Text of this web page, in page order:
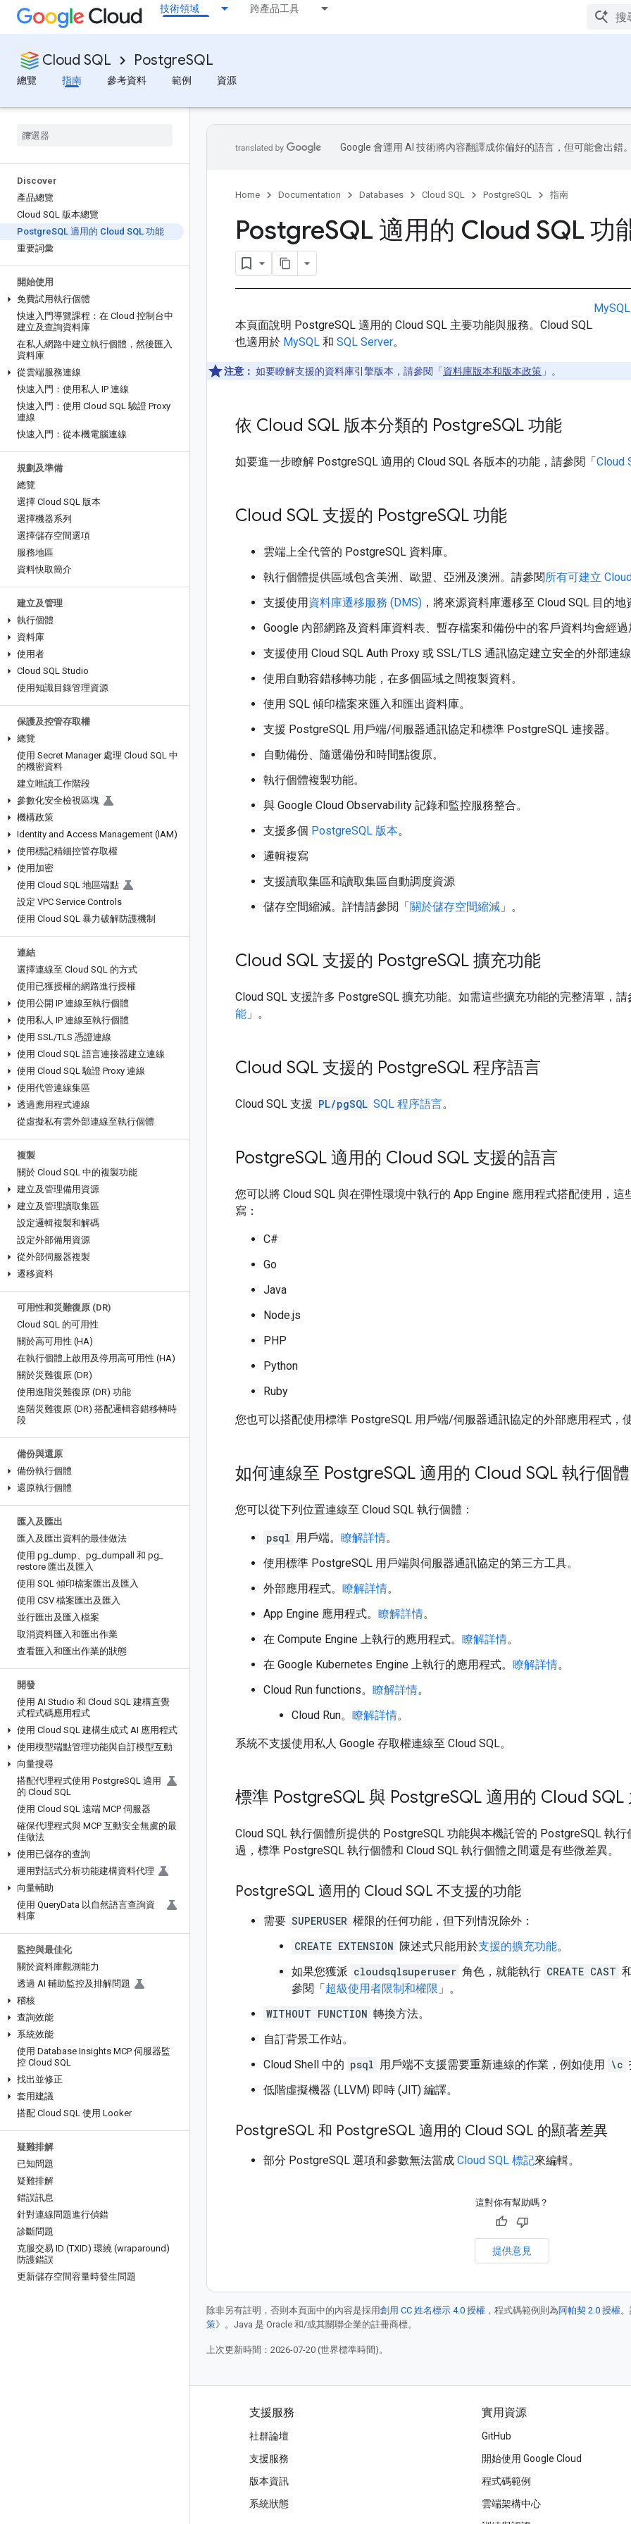
技術領域 跨產品工具
Cloud SQL PostgreSQL
總覽 指南 參考資料 範例 資源
Discover
產品總覽
Cloud SQL 版本總覽
PostgreSQL 適用的 Cloud SQL 功能
重要詞彙
開始使用
免費試用執行個體
快速入門導覽課程：在 Cloud 控制台中
建立及查詢資料庫
在私人網路中建立執行個體，然後匯入
資料庫
從雲端服務連線
快速入門：使用私人 IP 連線
快速入門：使用 Cloud SQL 驗證 Proxy
連線
快速入門：從本機電腦連線
規劃及準備
總覽
選擇 Cloud SQL 版本
選擇機器系列
選擇儲存空間選項
服務地區
資料快取簡介
建立及管理
執行個體
資料庫
使用者
Cloud SQL Studio
使用知識目錄管理資源
保護及控管存取權
總覽
使用 Secret Manager 處理 Cloud SQL 中
的機密資料
建立唯讀工作階段
參數化安全檢視區塊
機構政策
Identity and Access Management (IAM)
使用標記精細控管存取權
使用加密
使用 Cloud SQL 地區端點
設定 VPC Service Controls
使用 Cloud SQL 暴力破解防護機制
連結
選擇連線至 Cloud SQL 的方式
使用已獲授權的網路進行授權
使用公開 IP 連線至執行個體
使用私人 IP 連線至執行個體
使用 SSL/TLS 憑證連線
使用 Cloud SQL 語言連接器建立連線
使用 Cloud SQL 驗證 Proxy 連線
使用代管連線集區
透過應用程式連線
從虛擬私有雲外部連線至執行個體
複製
關於 Cloud SQL 中的複製功能
建立及管理備用資源
建立及管理讀取集區
設定邏輯複製和解碼
設定外部備用資源
從外部伺服器複製
遷移資料
可用性和災難復原 (DR)
Cloud SQL 的可用性
關於高可用性 (HA)
在執行個體上啟用及停用高可用性 (HA)
關於災難復原 (DR)
使用進階災難復原 (DR) 功能
進階災難復原 (DR) 搭配邏輯容錯移轉時
段
備份與還原
備份執行個體
還原執行個體
匯入及匯出
匯入及匯出資料的最佳做法
使用 pg dump、pg dumpall 和 pg
restore 匯出及匯入
使用 SQL 傾印檔案匯出及匯入
使用 CSV 檔案匯出及匯入
並行匯出及匯入檔案
取消資料匯入和匯出作業
查看匯入和匯出作業的狀態
開發
使用 AI Studio 和 Cloud SQL 建構直覺
式程式碼應用程式
使用 Cloud SQL 建構生成式 AI 應用程式
使用模型端點管理功能與自訂模型互動
向量搜尋
搭配代理程式使用 PostgreSQL 適用
的 Cloud SQL
使用 Cloud SQL 遠端 MCP 伺服器
確保代理程式與 MCP 互動安全無虞的最
佳做法
使用已儲存的查詢
運用對話式分析功能建構資料代理
向量輔助
使用 QueryData 以自然語言查詢資
料庫
監控與最佳化
關於資料庫觀測能力
透過 AI 輔助監控及排解問題
稽核
查詢效能
系統效能
使用 Database Insights MCP 伺服器監
控 Cloud SQL
找出並修正
套用建議
搭配 Cloud SQL 使用 Looker
疑難排解
已知問題
疑難排解
錯誤訊息
針對連線問題進行偵錯
診斷問題
克服交易 ID (TXID) 環繞 (wraparound)
防護錯誤
更新儲存空間容量時發生問題
Google 會運用 AI 技術將內容翻譯成你偏好的語言，但可能會出錯
Home Documentation Databases Cloud SQL PostgreSQL 指南
PostgreSQL 適用的 Cloud SQL 功
MySQL
本頁面說明 PostgreSQL 適用的 Cloud SQL 主要功能與服務。Cloud SQL
也適用於 MySQL 和 SQL Server。
注意： 如要瞭解支援的資料庫引擎版本，請參閱「 資料庫版本和版本政策 」。
依 Cloud SQL 版本分類的 PostgreSQL 功能
如要進一步瞭解 PostgreSQL 適用的 Cloud SQL 各版本的功能，請參閱「Cloud
Cloud SQL 支援的 PostgreSQL 功能
雲端上全代管的 PostgreSQL 資料庫。
執行個體提供區域包含美洲、歐盟、亞洲及澳洲。請參閱所有可建立
支援使用資料庫遷移服務 (DMS) ，將來源資料庫遷移至 Cloud SQL 目的地
Google 內部網路及資料庫資料表、暫存檔案和備份中的客戶資料均會經
支援使用 Cloud SQL Auth Proxy 或 SSL/TLS 通訊協定建立安全的外部連
使用自動容錯移轉功能，在多個區域之間複製資料。
使用 SQL 傾印檔案來匯入和匯出資料庫。
支援 PostgreSQL 用戶端/伺服器通訊協定和標準 PostgreSQL 連接器。
自動備份、隨選備份和時間點復原。
執行個體複製功能。
與 Google Cloud Observability 記錄和監控服務整合。
支援多個 PostgreSQL 版本。
邏輯複寫
支援讀取集區和讀取集區自動調度資源
儲存空間縮減。詳情請參閱「關於儲存空間縮減 」。
Cloud SQL 支援的 PostgreSQL 擴充功能
Cloud SQL 支援許多 PostgreSQL 擴充功能。如需這些擴充功能的完整清單，請
能 」。
Cloud SQL 支援的 PostgreSQL 程序語言
Cloud SQL 支援 PL/pgSQL SQL 程序語言。
PostgreSQL 適用的 Cloud SQL 支援的語言
您可以將 Cloud SQL 與在彈性環境中執行的 App Engine 應用程式搭配使用，
寫：
C#
Go
Java
Node.js
PHP
Python
Ruby
您也可以搭配使用標準 PostgreSQL 用戶端/伺服器通訊協定的外部應用程式，
如何連線至 PostgreSQL 適用的 Cloud SQL 執行個體
您可以從下列位置連線至 Cloud SQL 執行個體：
psql 用戶端。 瞭解詳情。
使用標準 PostgreSQL 用戶端與伺服器通訊協定的第三方工具。
外部應用程式。 瞭解詳情。
App Engine 應用程式。 瞭解詳情。
在 Compute Engine 上執行的應用程式。 瞭解詳情。
在 Google Kubernetes Engine 上執行的應用程式。 瞭解詳情。
Cloud Run functions。 瞭解詳情。
Cloud Run。 瞭解詳情。
系統不支援使用私人 Google 存取權連線至 Cloud SQL。
標準 PostgreSQL 與 PostgreSQL 適用的 Cloud SQL
Cloud SQL 執行個體所提供的 PostgreSQL 功能與本機託管的 PostgreSQL 執
過，標準 PostgreSQL 執行個體和 Cloud SQL 執行個體之間還是有些微差異。
PostgreSQL 適用的 Cloud SQL 不支援的功能
需要 SUPERUSER 權限的任何功能，但下列情況除外：
CREATE EXTENSION 陳述式只能用於支援的擴充功能。
如果您獲派 cloudsqlsuperuser 角色，就能執行 CREATE CAST
參閱「超級使用者限制和權限 」。
WITHOUT FUNCTION 轉換方法。
自訂背景工作站。
Cloud Shell 中的 psql 用戶端不支援需要重新連線的作業，例如使用 \c
低階虛擬機器 (LLVM) 即時 (JIT) 編譯。
PostgreSQL 和 PostgreSQL 適用的 Cloud SQL 的顯著差異
部分 PostgreSQL 選項和參數無法當成 Cloud SQL 標記來編輯。
這對你有幫助嗎？
提供意見
除非另有註明，否則本頁面中的內容是採用創用 CC 姓名標示 4.0 授權 ，程式碼範例則為阿帕契 2.0 授權
策》。Java 是 Oracle 和/或其關聯企業的註冊商標。
上次更新時間：2026-07-20 (世界標準時間)。
支援服務
社群論壇
支援服務
版本資訊
系統狀態
實用資源
GitHub
開始使用 Google Cloud
程式碼範例
雲端架構中心